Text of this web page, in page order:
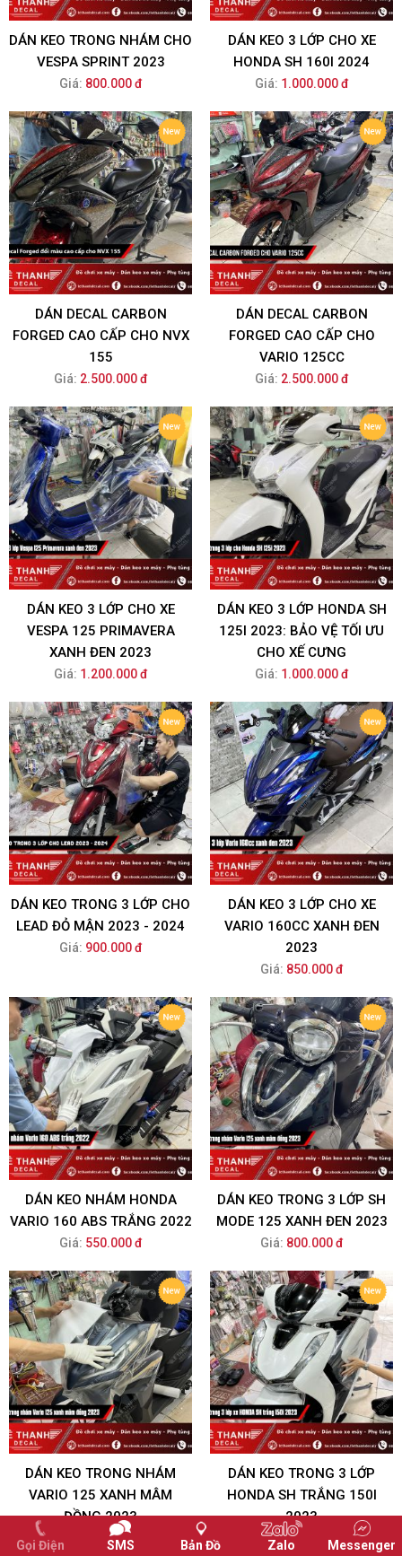
DÁN KEO TRONG NHÁM CHO
VESPA SPRINT 2023
Giá: 800.000 đ
DÁN KEO 3 LỚP CHO XE
HONDA SH 160I 2024
Giá: 1.000.000 đ
DÁN DECAL CARBON
FORGED CAO CẤP CHO NVX
155
Giá: 2.500.000 đ
DÁN DECAL CARBON
FORGED CAO CẤP CHO
VARIO 125CC
Giá: 2.500.000 đ
DÁN KEO 3 LỚP CHO XE
VESPA 125 PRIMAVERA
XANH ĐEN 2023
Giá: 1.200.000 đ
DÁN KEO 3 LỚP HONDA SH
125I 2023: BẢO VỆ TỐI ƯU
CHO XẾ CƯNG
Giá: 1.000.000 đ
DÁN KEO TRONG 3 LỚP CHO
LEAD ĐỎ MẬN 2023 - 2024
Giá: 900.000 đ
DÁN KEO 3 LỚP CHO XE
VARIO 160CC XANH ĐEN
2023
Giá: 850.000 đ
DÁN KEO NHÁM HONDA
VARIO 160 ABS TRẮNG 2022
Giá: 550.000 đ
DÁN KEO TRONG 3 LỚP SH
MODE 125 XANH ĐEN 2023
Giá: 800.000 đ
DÁN KEO TRONG NHÁM
VARIO 125 XANH MÂM
ĐỒNG 2023
500.000 đ
DÁN KEO TRONG 3 LỚP
HONDA SH TRẮNG 150I
2023
Giá:1.000.000 đ
Gọi Điện SMS Bản Đồ Zalo Messenger